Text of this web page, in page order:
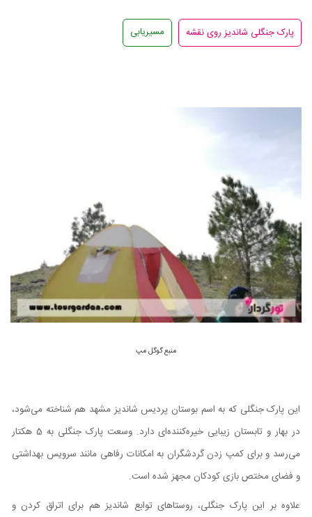
مسیریابی
منبع گوگل مپ
این پارک جنگلی که به اسم بوستان پردیس شاندیز مشهد هم شناخته می‌شود،
در بهار و تابستان زیبایی خیره‌کننده‌ای دارد. وسعت پارک جنگلی به 5 هکتار
می‌رسد و برای کمپ زدن گردشگران به امکانات رفاهی مانند سرویس بهداشتی
و فضای مختص بازی کودکان مجهز شده است.
علاوه بر این پارک جنگلی، روستاهای توابع شاندیز هم برای اتراق کردن و